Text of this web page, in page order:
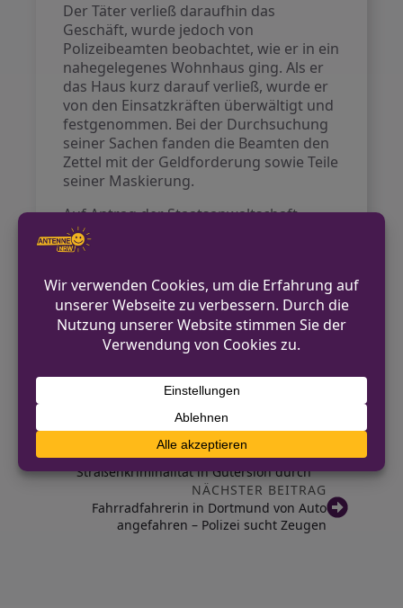
Der Täter verließ daraufhin das
Geschäft, wurde jedoch von
Polizeibeamten beobachtet, wie er in ein
nahegelegenes Wohnhaus ging. Als er
das Haus kurz darauf verließ, wurde er
von den Einsatzkräften überwältigt und
festgenommen. Bei der Durchsuchung
seiner Sachen fanden die Beamten den
Zettel mit der Geldforderung sowie Teile
seiner Maskierung.
Auf Antrag der Staatsanwaltschaft
wurde der 37-jährige, polizeibekannte
Mann noch am 14. Oktober 2025 dem
Untersuchungshaft anordnete. Zudem
wurde eine richterliche Anordnung zur
Durchsuchung seiner Wohnung
erlassen, bei der die Tatkleidung des
VORHERIGER BEITRAG
Polizei führt Kontrollen zur Bekämpfung
Straßenkriminalität in Gütersloh durch
NÄCHSTER BEITRAG
Fahrradfahrerin in Dortmund von Auto
angefahren – Polizei sucht Zeugen